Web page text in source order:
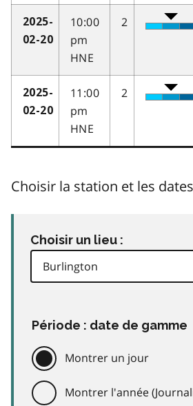
2025-
02-20
10:00
pm
HNE
2
2025-
02-20
11:00
pm
HNE
2
Choisir la station et les
Choisir un lieu :
Période : date de gamme
Montrer un jour
Montrer l'année